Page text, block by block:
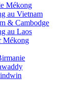
Mékong
au Vietnam
& Cambodge
au Laos
Mékong